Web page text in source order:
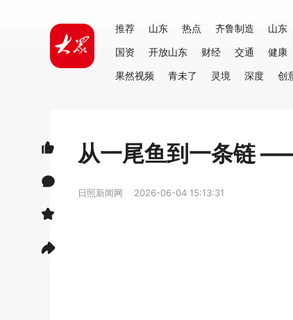
推荐 山东 热点 齐鲁制造 山东
国资
开放山东 财经 交通 健康
果然视频
青未了 灵境 深度 创
从一尾鱼到一条链
日照新闻网 2026-06-04 15:13:31